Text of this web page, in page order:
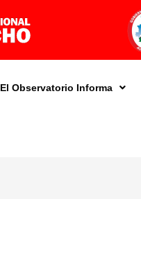
El Observatorio Informa